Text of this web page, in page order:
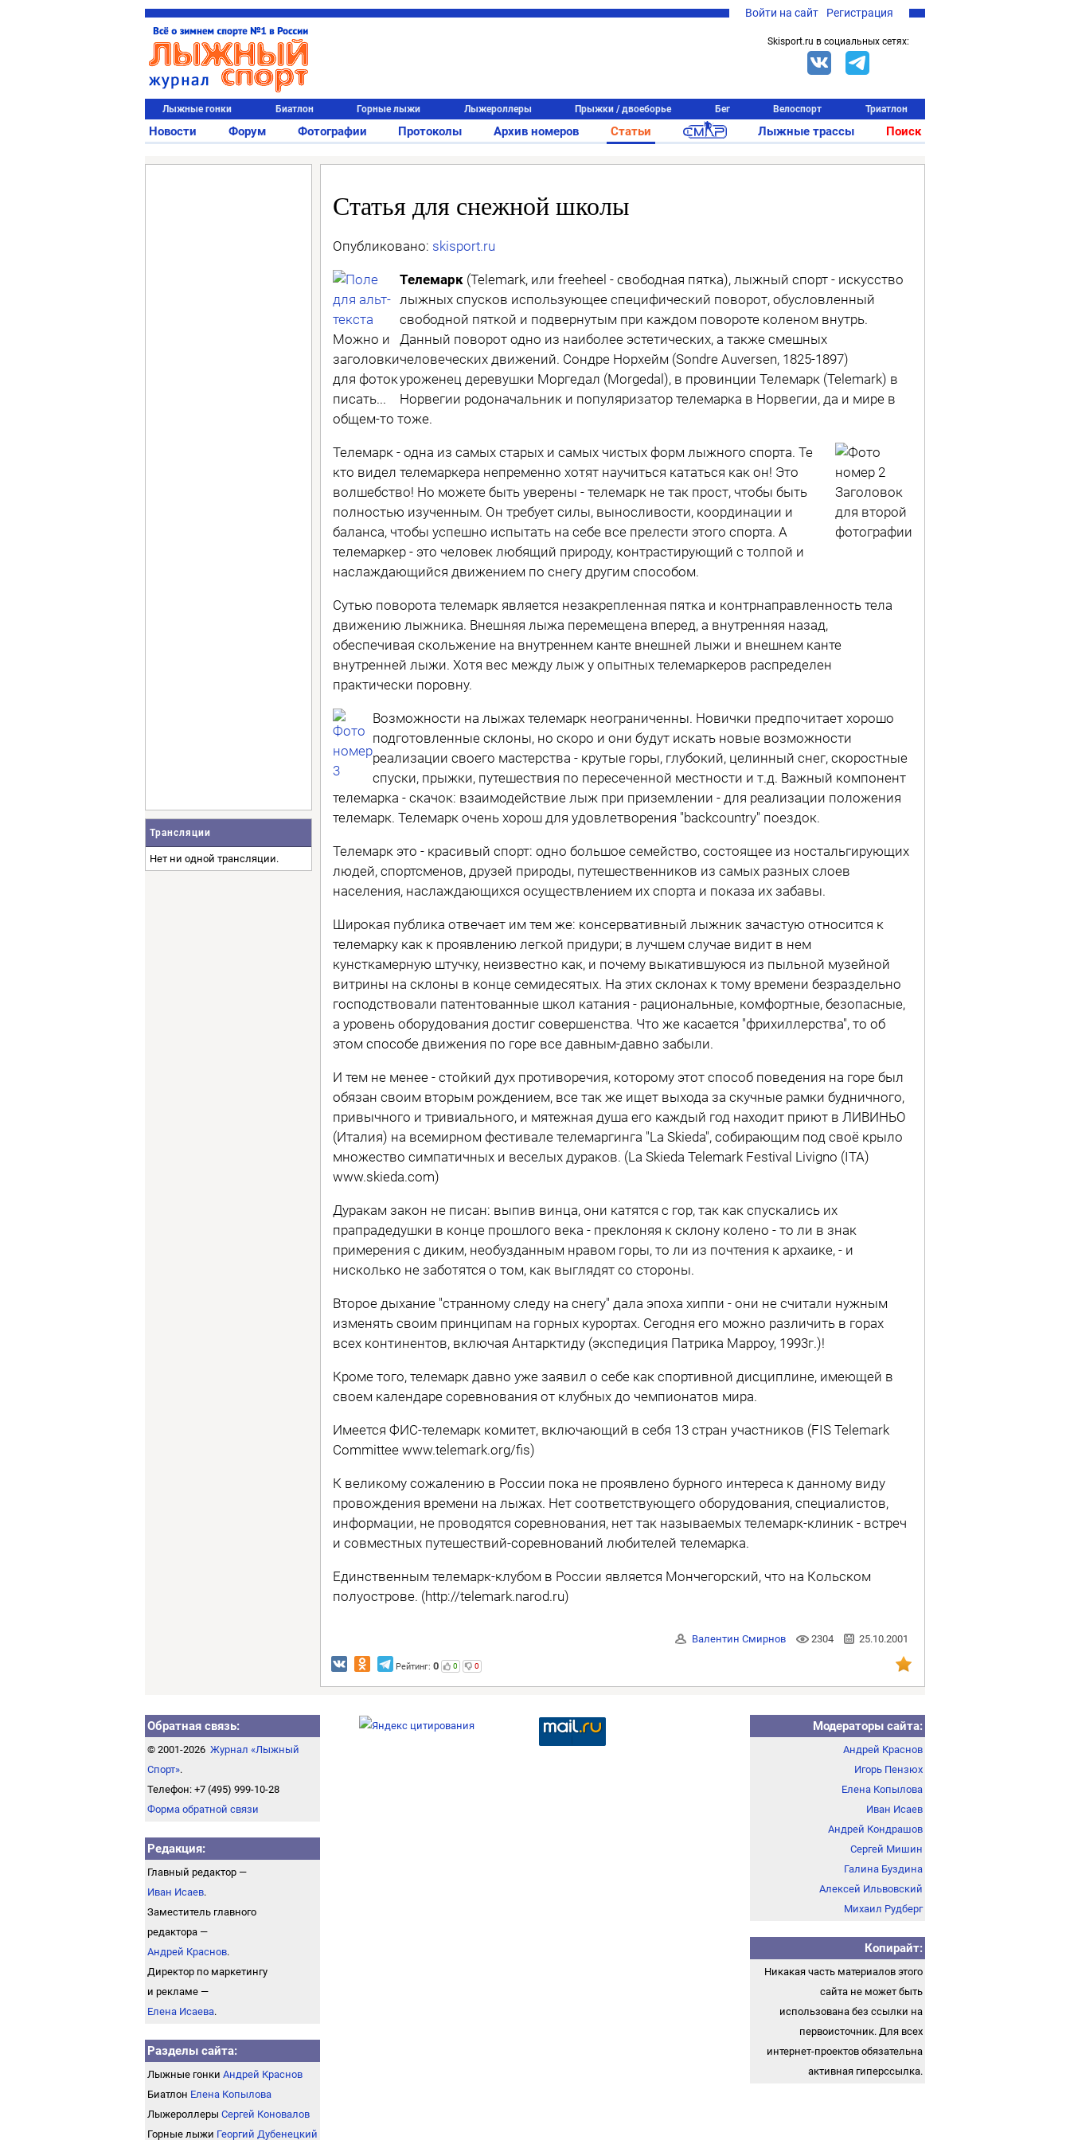
Войти на сайт Регистрация
Skisport.ru в социальных сетях:
Лыжные гонки Биатлон Горные лыжи Лыжероллеры Прыжки / двоеборье Бег Велоспорт Триатлон
Новости Форум Фотографии Протоколы Архив номеров Статьи Лыжные трассы Поиск
Трансляции
Нет ни одной трансляции.
Статья для снежной школы
Опубликовано: skisport.ru
Можно и
заголовки
для фоток
писать...
Телемарк (Telemark, или freeheel - свободная пятка), лыжный спорт - искусство
лыжных спусков использующее специфический поворот, обусловленный
свободной пяткой и подвернутым при каждом повороте коленом внутрь.
Данный поворот одно из наиболее эстетических, а также смешных
человеческих движений. Сондре Норхейм (Sondre Auversen, 1825-1897)
уроженец деревушки Моргедал (Morgedal), в провинции Телемарк (Telemark) в
Норвегии родоначальник и популяризатор телемарка в Норвегии, да и мире в
общем-то тоже.
Заголовок
для второй
фотографии
Телемарк - одна из самых старых и самых чистых форм лыжного спорта. Те
кто видел телемаркера непременно хотят научиться кататься как он! Это
волшебство! Но можете быть уверены - телемарк не так прост, чтобы быть
полностью изученным. Он требует силы, выносливости, координации и
баланса, чтобы успешно испытать на себе все прелести этого спорта. А
телемаркер - это человек любящий природу, контрастирующий с толпой и
наслаждающийся движением по снегу другим способом.
Сутью поворота телемарк является незакрепленная пятка и контрнаправленность тела
движению лыжника. Внешняя лыжа перемещена вперед, а внутренняя назад,
обеспечивая скольжение на внутреннем канте внешней лыжи и внешнем канте
внутренней лыжи. Хотя вес между лыж у опытных телемаркеров распределен
практически поровну.
Возможности на лыжах телемарк неограниченны. Новички предпочитает хорошо
подготовленные склоны, но скоро и они будут искать новые возможности
реализации своего мастерства - крутые горы, глубокий, целинный снег, скоростные
спуски, прыжки, путешествия по пересеченной местности и т.д. Важный компонент
телемарка - скачок: взаимодействие лыж при приземлении - для реализации положения
телемарк. Телемарк очень хорош для удовлетворения "backcountry" поездок.
Телемарк это - красивый спорт: одно большое семейство, состоящее из ностальгирующих
людей, спортсменов, друзей природы, путешественников из самых разных слоев
населения, наслаждающихся осуществлением их спорта и показа их забавы.
Широкая публика отвечает им тем же: консервативный лыжник зачастую относится к
телемарку как к проявлению легкой придури; в лучшем случае видит в нем
кунсткамерную штучку, неизвестно как, и почему выкатившуюся из пыльной музейной
витрины на склоны в конце семидесятых. На этих склонах к тому времени безраздельно
господствовали патентованные школ катания - рациональные, комфортные, безопасные,
а уровень оборудования достиг совершенства. Что же касается "фрихиллерства", то об
этом способе движения по горе все давным-давно забыли.
И тем не менее - стойкий дух противоречия, которому этот способ поведения на горе был
обязан своим вторым рождением, все так же ищет выхода за скучные рамки будничного,
привычного и тривиального, и мятежная душа его каждый год находит приют в ЛИВИНЬО
(Италия) на всемирном фестивале телемаргинга "La Skieda", собирающим под своё крыло
множество симпатичных и веселых дураков. (La Skieda Telemark Festival Livigno (ITA)
www.skieda.com)
Дуракам закон не писан: выпив винца, они катятся с гор, так как спускались их
прапрадедушки в конце прошлого века - преклоняя к склону колено - то ли в знак
примерения с диким, необузданным нравом горы, то ли из почтения к архаике, - и
нисколько не заботятся о том, как выглядят со стороны.
Второе дыхание "странному следу на снегу" дала эпоха хиппи - они не считали нужным
изменять своим принципам на горных курортах. Сегодня его можно различить в горах
всех континентов, включая Антарктиду (экспедиция Патрика Марроу, 1993г.)!
Кроме того, телемарк давно уже заявил о себе как спортивной дисциплине, имеющей в
своем календаре соревнования от клубных до чемпионатов мира.
Имеется ФИС-телемарк комитет, включающий в себя 13 стран участников (FIS Telemark
Committee www.telemark.org/fis)
К великому сожалению в России пока не проявлено бурного интереса к данному виду
провождения времени на лыжах. Нет соответствующего оборудования, специалистов,
информации, не проводятся соревнования, нет так называемых телемарк-клиник - встреч
и совместных путешествий-соревнований любителей телемарка.
Единственным телемарк-клубом в России является Мончегорский, что на Кольском
полуострове. (http://telemark.narod.ru)
Валентин Смирнов 2304 25.10.2001
Рейтинг: 0 0 0
Обратная связь:
© 2001-2026 Журнал «Лыжный
Спорт».
Телефон: +7 (495) 999-10-28
Форма обратной связи
Редакция:
Главный редактор —
Иван Исаев.
Заместитель главного
редактора —
Андрей Краснов.
Директор по маркетингу
и рекламе —
Елена Исаева.
Разделы сайта:
Лыжные гонки Андрей Краснов
Биатлон Елена Копылова
Лыжероллеры Сергей Коновалов
Горные лыжи Георгий Дубенецкий
Модераторы сайта:
Андрей Краснов
Игорь Пензюх
Елена Копылова
Иван Исаев
Андрей Кондрашов
Сергей Мишин
Галина Буздина
Алексей Ильвовский
Михаил Рудберг
Копирайт:
Никакая часть материалов этого
сайта не может быть
использована без ссылки на
первоисточник. Для всех
интернет-проектов обязательна
активная гиперссылка.